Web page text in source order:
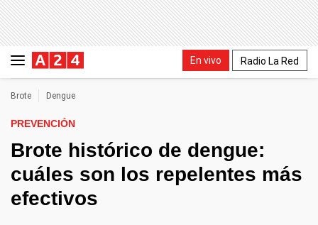
En vivo Radio La Red
Brote Dengue
PREVENCIÓN
Brote histórico de dengue:
cuáles son los repelentes más
efectivos